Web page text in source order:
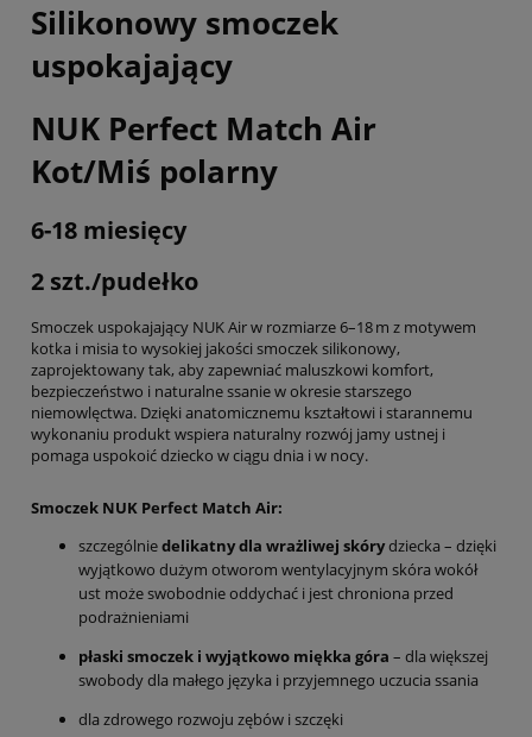
Silikonowy smoczek
uspokajający
NUK Perfect Match Air
Kot/Miś polarny
6-18 miesięcy
2 szt./pudełko
Smoczek uspokajający NUK Air w rozmiarze 6–18 m z motywem
kotka i misia to wysokiej jakości smoczek silikonowy,
zaprojektowany tak, aby zapewniać maluszkowi komfort,
bezpieczeństwo i naturalne ssanie w okresie starszego
niemowlęctwa. Dzięki anatomicznemu kształtowi i starannemu
wykonaniu produkt wspiera naturalny rozwój jamy ustnej i
pomaga uspokoić dziecko w ciągu dnia i w nocy.
Smoczek NUK Perfect Match Air:
szczególniedelikatny dla wrażliwej skórydziecka – dzięki
wyjątkowo dużym otworom wentylacyjnym skóra wokół
ust może swobodnie oddychać i jest chroniona przed
podrażnieniami
płaski smoczek i wyjątkowo miękka góra – dla większej
swobody dla małego języka i przyjemnego uczucia ssania
dla zdrowego rozwoju zębów i szczęki